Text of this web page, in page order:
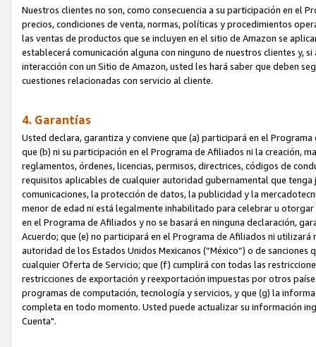
Nuestros clientes no son, como consecuencia a su participación en el
precios, condiciones de venta, normas, políticas y procedimientos
las ventas de productos que se incluyen en el sitio de Amazon se
establecerá comunicación alguna con ninguno de nuestros clientes y,
interacción con un Sitio de Amazon, usted les hará saber que deben
cuestiones relacionadas con servicio al cliente.
4. Garantías
Usted declara, garantiza y conviene que (a) participará en el
que (b) ni su participación en el Programa de Afiliados ni la creación,
reglamentos, órdenes, licencias, permisos, directrices, códigos de
requisitos aplicables de cualquier autoridad gubernamental que
comunicaciones, la protección de datos, la publicidad y la
menor de edad ni está legalmente inhabilitado para celebrar u
en el Programa de Afiliados y no se basará en ninguna declaración,
Acuerdo; que (e) no participará en el Programa de Afiliados ni
autoridad de los Estados Unidos Mexicanos (“México”) o de
cualquier Oferta de Servicio; que (f) cumplirá con todas las
restricciones de exportación y reexportación impuestas por otros
programas de computación, tecnología y servicios, y que (g) la
completa en todo momento. Usted puede actualizar su información
Cuenta".